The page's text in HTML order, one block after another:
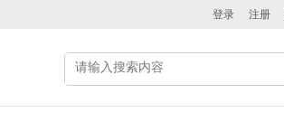
登录 注册